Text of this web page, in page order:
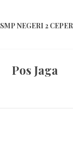
SMP NEGERI 2 CEPER
Pos Jaga